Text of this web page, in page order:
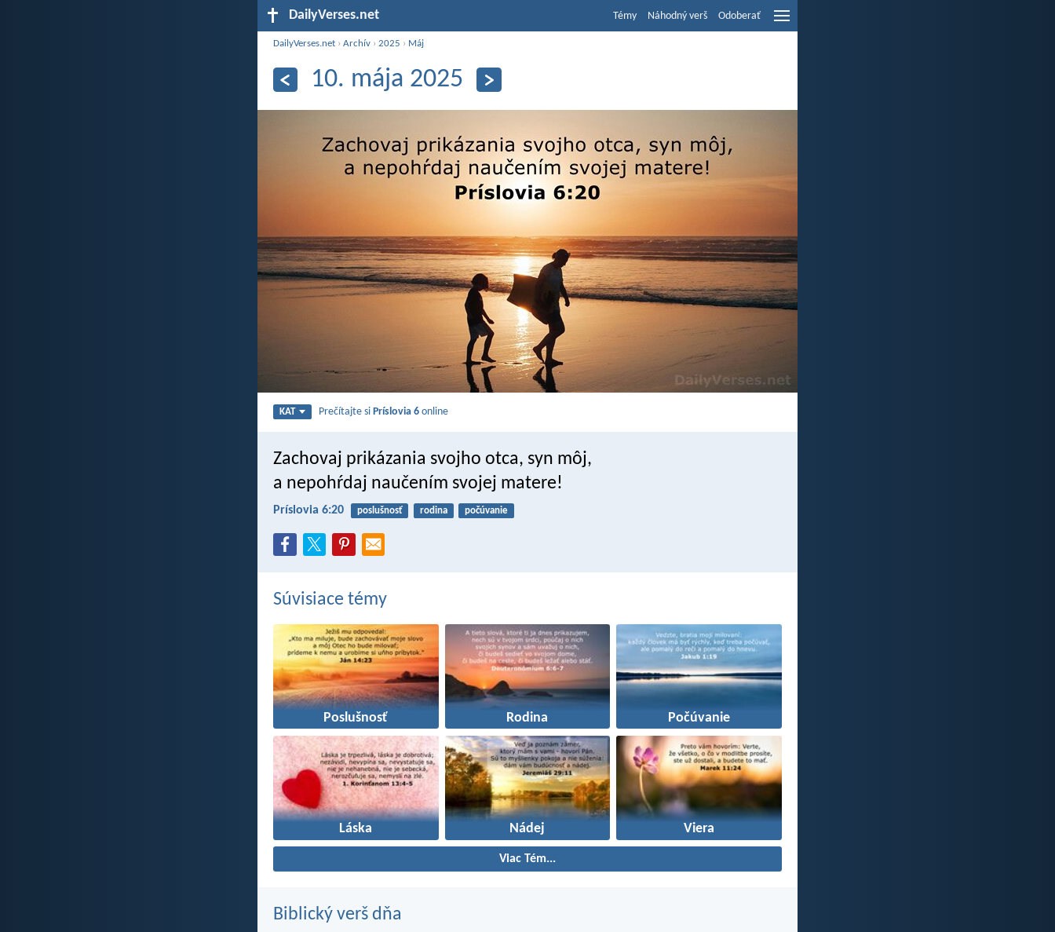
DailyVerses.net Témy Náhodný verš Odoberať
DailyVerses.net ›Archív ›2025 › Máj
10. mája 2025
KAT Prečítajte siPríslovia 6 online
Zachovaj prikázania svojho otca, syn môj,
a nepohŕdaj naučením svojej matere!
Príslovia 6:20 poslušnosť rodina počúvanie
Súvisiace témy
Poslušnosť Rodina Počúvanie
Láska Nádej Viera
Viac Tém...
Biblický verš dňa